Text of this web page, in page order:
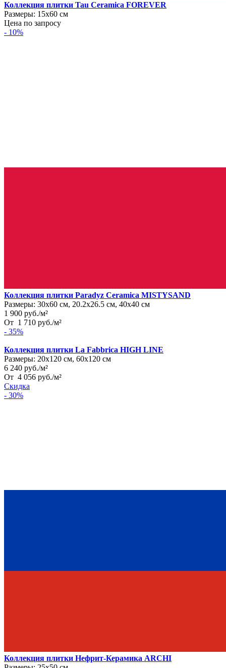
Коллекция плитки Tau Ceramica FOREVER
Размеры: 15х60 см
Цена по запросу
- 10%
Коллекция плитки Paradyz Ceramica MISTYSAND
Размеры: 30х60 см, 20.2х26.5 см, 40х40 см
1 900 руб./м²
От 1 710 руб./м²
- 35%
Коллекция плитки La Fabbrica HIGH LINE
Размеры: 20х120 см, 60х120 см
6 240 руб./м²
От 4 056 руб./м²
Скидка
- 30%
Коллекция плитки Нефрит-Керамика ARCHI